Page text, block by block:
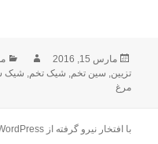
ارسال
شده
در
مارس 15, 2016
تزیین سین تخم‌ شیک تخم‌ شیک
مرغ
با افتخار نیرو گرفته از WordPress